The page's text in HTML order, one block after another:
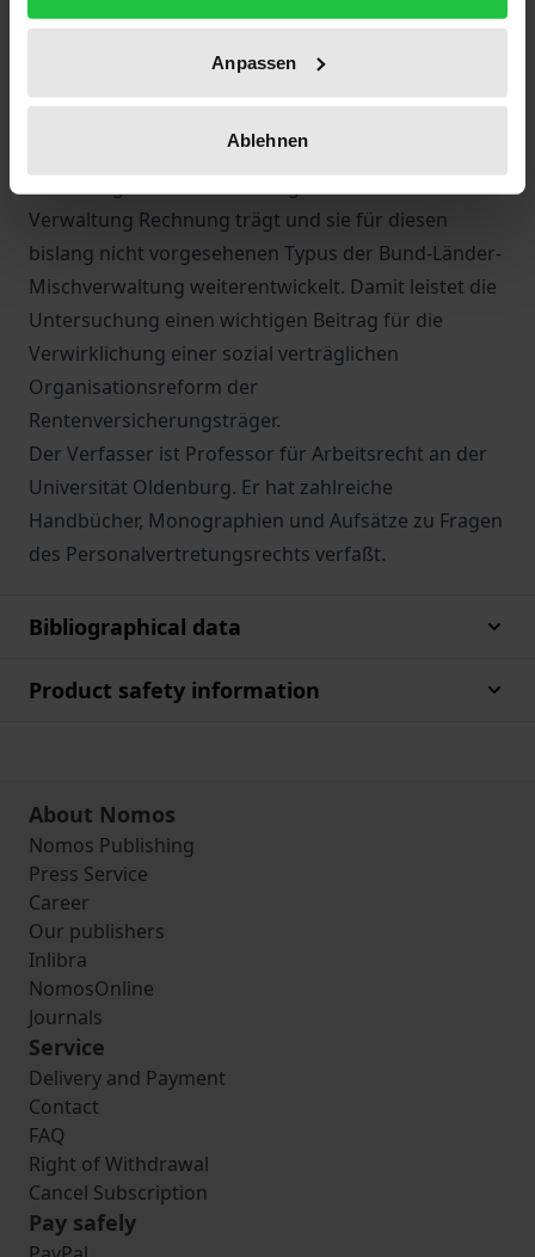
Anpassen
Ablehnen
beabsichtigten Neuzuschnitt der
Rentenversicherungsträger die effektive
Gestaltungsvorschlag, der den Grundprinzipien der
Verwaltung Rechnung trägt und sie für diesen
bislang nicht vorgesehenen Typus der Bund-Länder-
Mischverwaltung weiterentwickelt. Damit leistet die
Untersuchung einen wichtigen Beitrag für die
Verwirklichung einer sozial verträglichen
Organisationsreform der
Rentenversicherungsträger.
Der Verfasser ist Professor für Arbeitsrecht an der
Universität Oldenburg. Er hat zahlreiche
Handbücher, Monographien und Aufsätze zu Fragen
des Personalvertretungsrechts verfaßt.
Bibliographical data
Product safety information
About Nomos
Nomos Publishing
Press Service
Career
Our publishers
Inlibra
NomosOnline
Journals
Service
Delivery and Payment
Contact
FAQ
Right of Withdrawal
Cancel Subscription
Pay safely